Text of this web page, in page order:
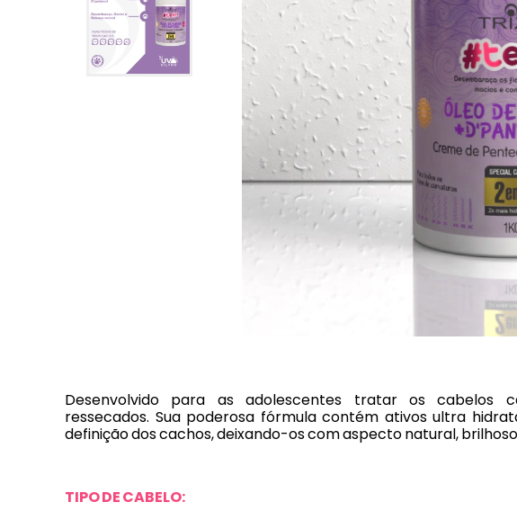
Desenvolvido para as adolescentes tratar os cabelos
ressecados. Sua poderosa fórmula contém ativos ultra
definição dos cachos, deixando-os com aspecto natural,
TIPO DE CABELO: